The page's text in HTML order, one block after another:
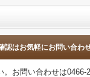
認はお気軽にお問い合わ
お問い合わせは0466-